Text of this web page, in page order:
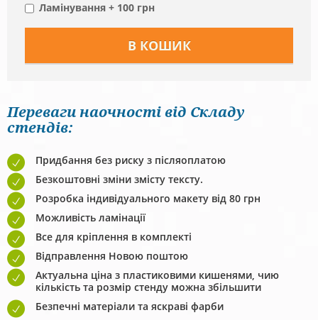
Ламінування + 100 грн
Переваги наочності від Складу
стендів:
Придбання без риску з післяоплатою
Безкоштовні зміни змісту тексту.
Розробка індивідуального макету від 80 грн
Можливість ламінації
Все для кріплення в комплекті
Відправлення Новою поштою
Актуальна ціна з пластиковими кишенями, чию
кількість та розмір стенду можна збільшити
Безпечні матеріали та яскраві фарби